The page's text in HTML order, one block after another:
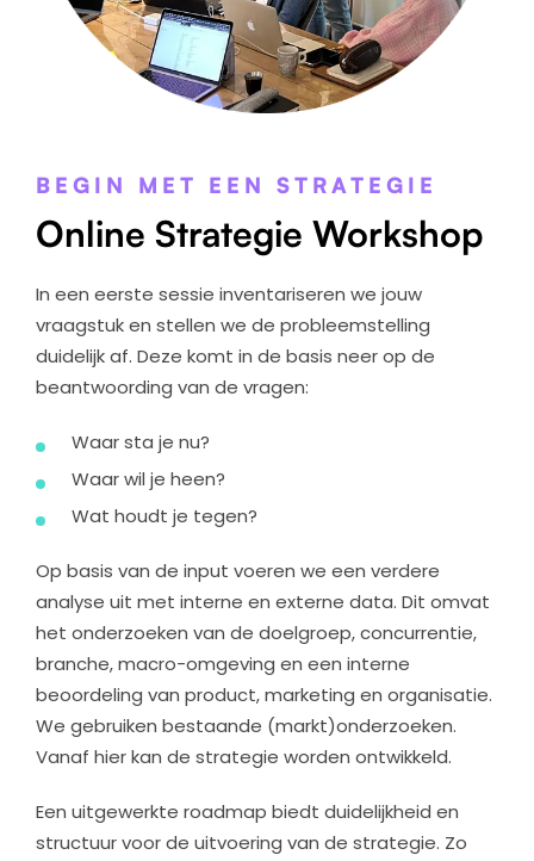
BEGIN MET EEN STRATEGIE
Online Strategie Workshop
In een eerste sessie inventariseren we jouw
vraagstuk en stellen we de probleemstelling
duidelijk af. Deze komt in de basis neer op de
beantwoording van de vragen:
Waar sta je nu?
Waar wil je heen?
Wat houdt je tegen?
Op basis van de input voeren we een verdere
analyse uit met interne en externe data. Dit omvat
het onderzoeken van de doelgroep, concurrentie,
branche, macro-omgeving en een interne
beoordeling van product, marketing en organisatie.
We gebruiken bestaande (markt)onderzoeken.
Vanaf hier kan de strategie worden ontwikkeld.
Een uitgewerkte roadmap biedt duidelijkheid en
structuur voor de uitvoering van de strategie. Zo